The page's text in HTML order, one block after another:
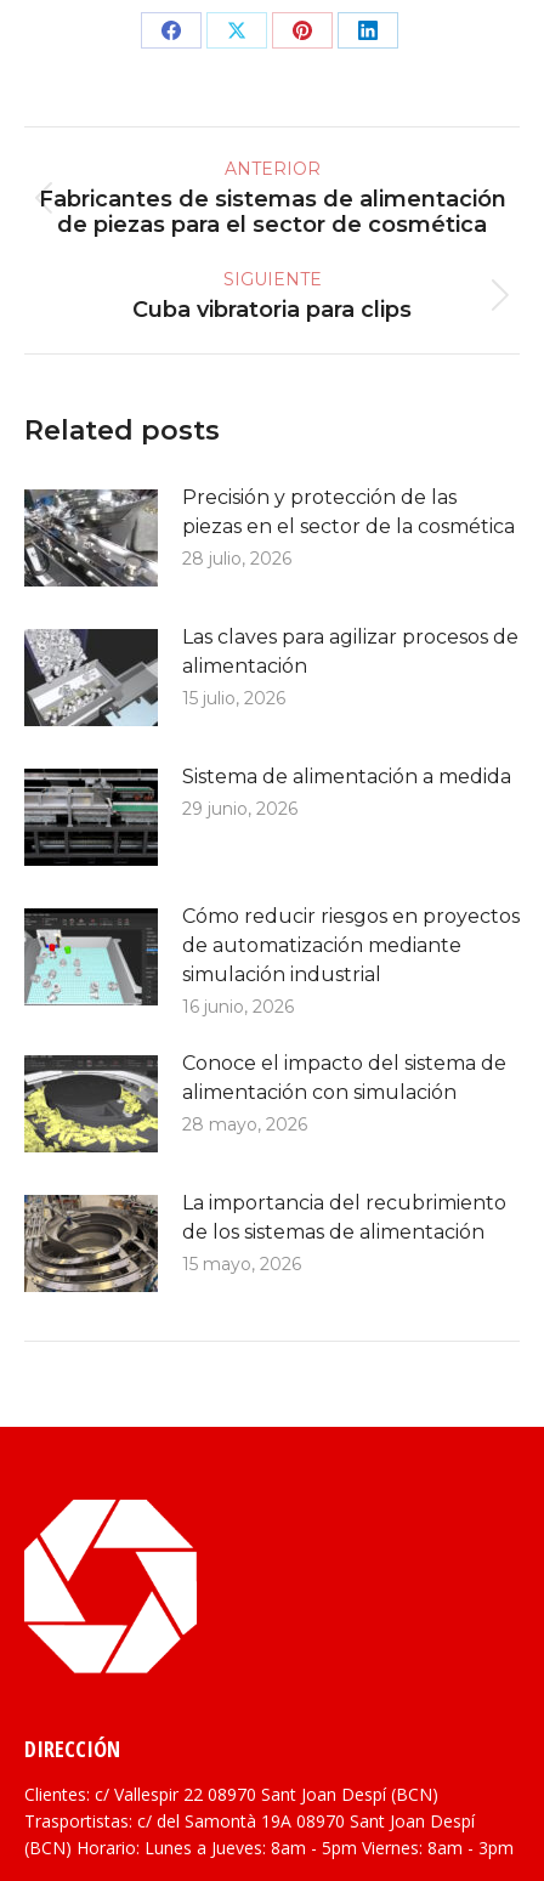
Share Share Share Share
entre
publicaciones
ANTERIOR
Publicación
anterior:
Fabricantes de sistemas de alimentación
de piezas para el sector de cosmética
SIGUIENTE
Publicación
Cuba vibratoria para clips
Related posts
Precisión y protección de las
piezas en el sector de la cosmética
28 julio, 2026
Las claves para agilizar procesos de
alimentación
15 julio, 2026
Sistema de alimentación a medida
29 junio, 2026
Cómo reducir riesgos en proyectos
de automatización mediante
simulación industrial
16 junio, 2026
Conoce el impacto del sistema de
alimentación con simulación
28 mayo, 2026
La importancia del recubrimiento
de los sistemas de alimentación
15 mayo, 2026
DIRECCIÓN
Clientes: c/ Vallespir 22 08970 Sant Joan Despí (BCN)
Trasportistas: c/ del Samontà 19A 08970 Sant Joan Despí
(BCN) Horario: Lunes a Jueves: 8am - 5pm Viernes: 8am - 3pm